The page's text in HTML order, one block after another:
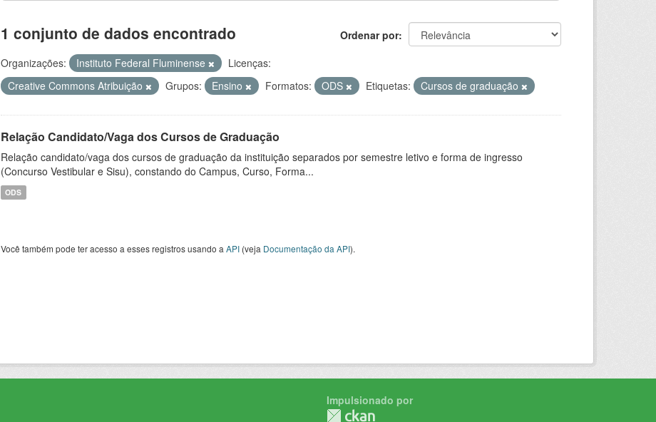
Ordenar por
1 conjunto de dados encontrado
Organizações: Instituto Federal Fluminense
Licenças:
Creative Commons Atribuição
Grupos: Ensino Formatos: ODS Etiquetas: Cursos de graduação
Relação Candidato/Vaga dos Cursos de Graduação
Relação candidato/vaga dos cursos de graduação da instituição separados por semestre letivo e forma de ingresso
(Concurso Vestibular e Sisu), constando do Campus, Curso, Forma...
ODS
Você também pode ter acesso a esses registros usando a API (veja Documentação da API).
Impulsionado por